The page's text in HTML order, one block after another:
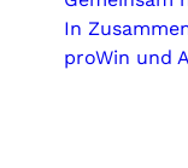
In
proWin und